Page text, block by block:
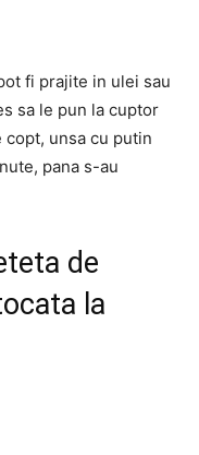
fi prajite in ulei sau
sa le pun la cuptor
unsa cu putin
pana s-au
de
la